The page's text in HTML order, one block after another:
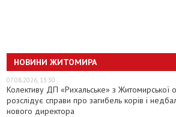
НОВИНИ ЖИТОМИРА
07.08.2026, 13:30
Колективу ДП «Рихальське» з Житомирської
розслідує справи про загибель корів і
нового директора